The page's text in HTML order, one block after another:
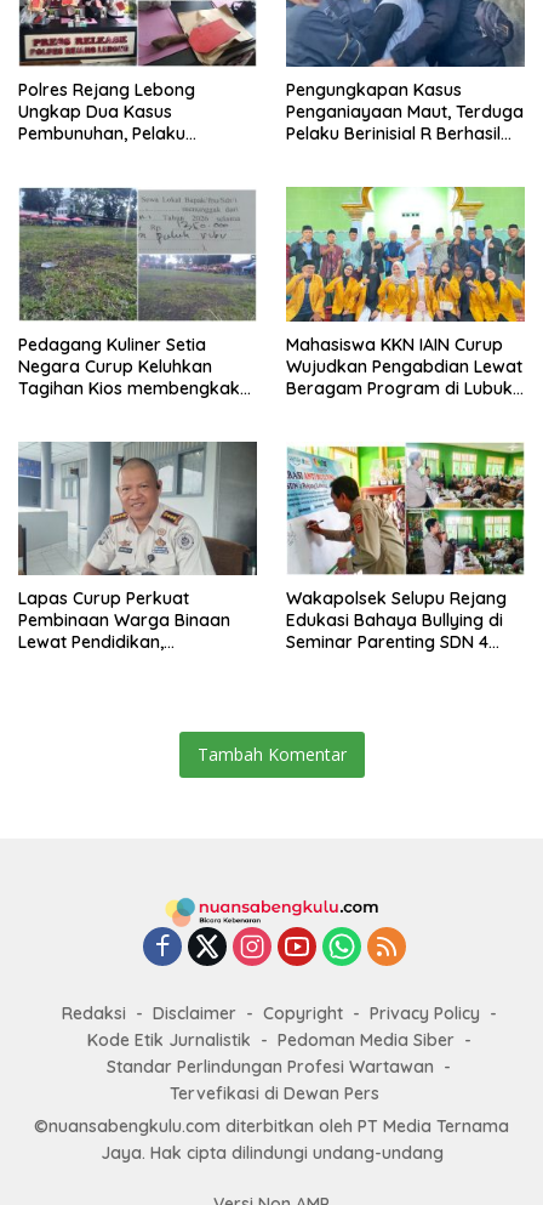
Polres Rejang Lebong
Ungkap Dua Kasus
Pembunuhan, Pelaku
Pengungkapan Kasus
Penganiayaan Maut, Terduga
Pelaku Berinisial R Berhasil
Pedagang Kuliner Setia
Negara Curup Keluhkan
Tagihan Kios membengkak
Mahasiswa KKN IAIN Curup
Wujudkan Pengabdian Lewat
Beragam Program di Lubuk
Lapas Curup Perkuat
Pembinaan Warga Binaan
Lewat Pendidikan,
Wakapolsek Selupu Rejang
Edukasi Bahaya Bullying di
Seminar Parenting SDN 4
Tambah Komentar
Redaksi Disclaimer Copyright
Privacy Policy
Kode Etik Jurnalistik
Pedoman Media Siber
Standar Perlindungan Profesi Wartawan
Tervefikasi di Dewan Pers
©nuansabengkulu.com diterbitkan oleh PT Media Ternama
Jaya. Hak cipta dilindungi undang-undang